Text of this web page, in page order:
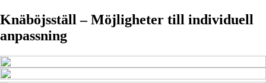
Knäböjsställ – Möjligheter till individuell
anpassning